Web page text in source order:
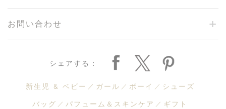
お問い合わせ
シェアする：
新生児 & ベビー ガール ボーイ シューズ
バッグ パフューム＆スキンケア ギフト